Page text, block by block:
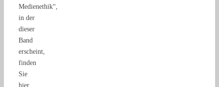
Medienethik“,
in der
dieser
Band
erscheint,
finden
Sie
hier.